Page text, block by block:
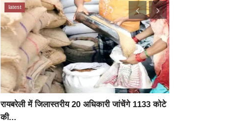
latest
रायबरेली में जिलास्तरीय 20 अधिकारी जांचेंगे 1133 कोटे
की...